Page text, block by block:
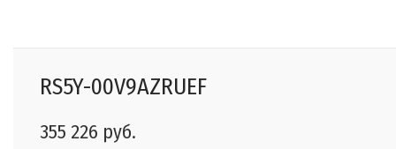
RS5Y-00V9AZRUEF
355 226 руб.